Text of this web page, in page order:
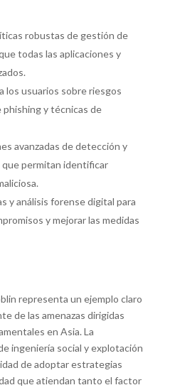
robustas de gestión de
todas las aplicaciones y
los usuarios sobre riesgos
phishing y técnicas de
avanzadas de detección y
permitan identificar
y análisis forense digital para
y mejorar las medidas
representa un ejemplo claro
de las amenazas dirigidas
en Asia. La
ingeniería social y explotación
de adoptar estrategias
que atiendan tanto el factor